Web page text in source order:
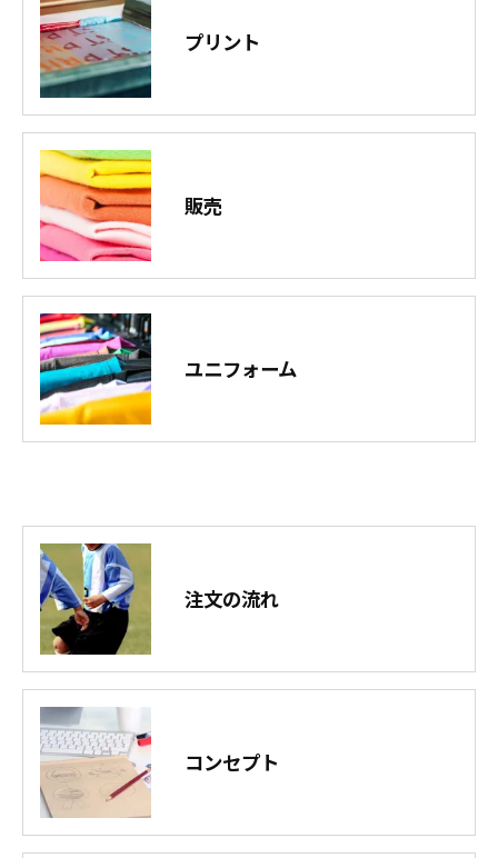
プリント
販売
ユニフォーム
注文の流れ
コンセプト